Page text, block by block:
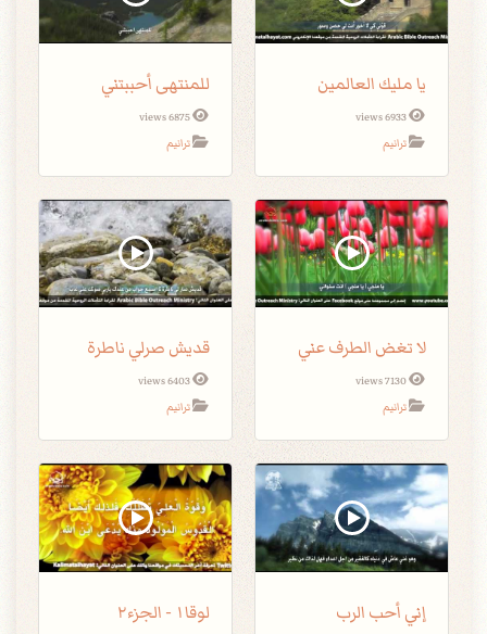
يا مليك العالمين
6933 views
ترانيم
للمنتهى أحببتني
6875 views
ترانيم
لا تغض الطرف عني
7130 views
ترانيم
قديش صرلي ناطرة
6403 views
ترانيم
إني أحب الرب لوقا١ - الجزء٢